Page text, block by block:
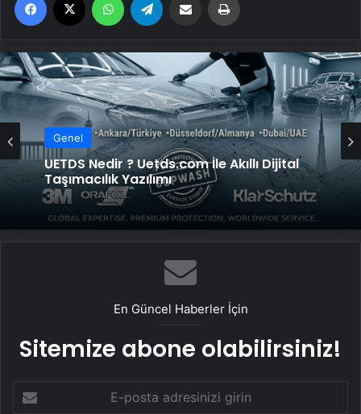
Genel
UETDS Nedir ? Uetds.com İle Akıllı Dijital
Taşımacılık Yazılımı
En Güncel Haberler İçin
Sitemize abone olabilirsiniz!
posta